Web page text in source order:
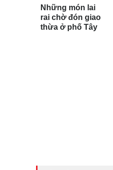
Những món lai
rai chờ đón giao
thừa ở phố Tây